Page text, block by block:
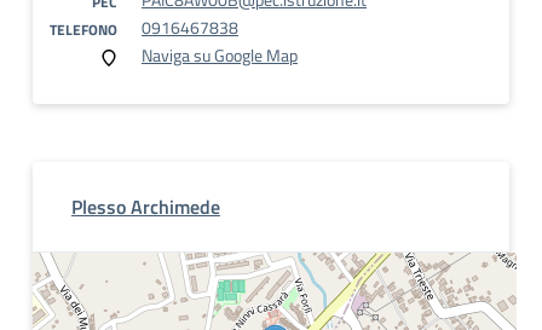
TELEFONO
0916467838
Naviga su Google Map
Plesso Archimede